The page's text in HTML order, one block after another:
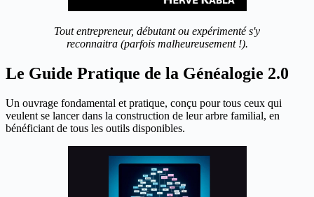
Tout entrepreneur, débutant ou expérimenté s'y
reconnaitra (parfois malheureusement !).
Le Guide Pratique de la Généalogie 2.0
Un ouvrage fondamental et pratique, conçu pour tous ceux qui
veulent se lancer dans la construction de leur arbre familial, en
bénéficiant de tous les outils disponibles.